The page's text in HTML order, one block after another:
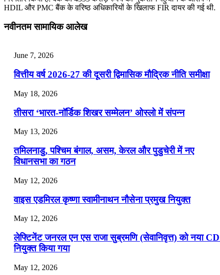
HDIL और PMC बैंक के वरिष्ठ अधिकारियों के खिलाफ FIR दायर की गई थी.
नवीनतम सामायिक आलेख
June 7, 2026
वित्तीय वर्ष 2026-27 की दूसरी द्विमासिक मौद्रिक नीति समीक्षा
May 18, 2026
तीसरा ‘भारत-नॉर्डिक शिखर सम्मेलन’ ओस्लो में संपन्न
May 13, 2026
तमिलनाडु, पश्चिम बंगाल, असम, केरल और पुडुचेरी में नए
विधानसभा का गठन
May 12, 2026
वाइस एडमिरल कृष्णा स्वामीनाथन नौसेना प्रमुख नियुक्त
May 12, 2026
लेफ्टिनेंट जनरल एन एस राजा सुब्रमणि (सेवानिवृत्त) को नया
नियुक्त किया गया
May 12, 2026